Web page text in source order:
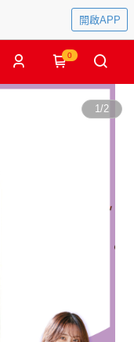
開啟APP
0
1/2